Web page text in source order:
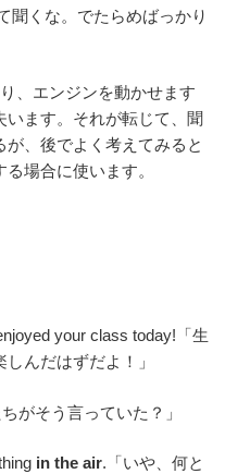
聞くな。でたらめばっかり
、エンジンを動かせます
います。それが転じて、聞
、後でよく考えてみると
場合に使います。
your class today!「生
んだはずだよ！」
がそう言っていた？」
in the air.「いや、何と